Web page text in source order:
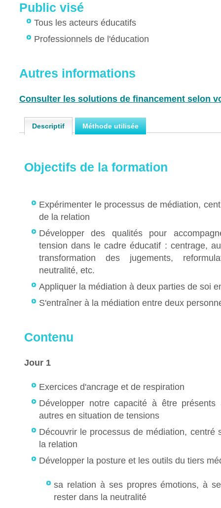
Public visé
Tous les acteurs éducatifs
Professionnels de l'éducation
Autres informations
Consulter les solutions de financement selon
Descriptif Méthode utilisée
Objectifs de la formation
Expérimenter le processus de médiation,
de la relation
Développer des qualités pour
tension dans le cadre éducatif : centrage,
transformation des jugements,
neutralité, etc.
Appliquer la médiation à deux parties de soi
S'entraîner à la médiation entre deux
Contenu
Jour 1
Exercices d'ancrage et de respiration
Développer notre capacité à être
autres en situation de tensions
Découvrir le processus de médiation, centré
la relation
Développer la posture et les outils du tiers
sa relation à ses propres émotions, à
rester dans la neutralité